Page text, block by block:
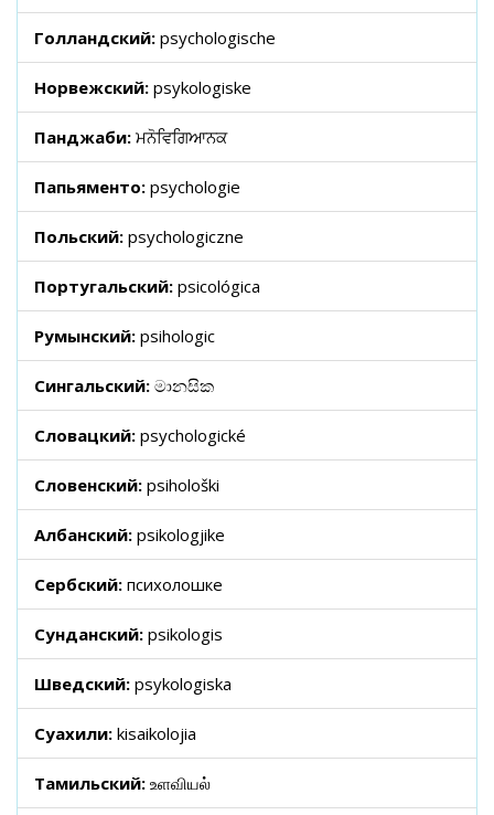
Голландский: psychologische
Норвежский: psykologiske
Панджаби: ਮਨੋਵਿਗਿਆਨਕ
Папьяменто: psychologie
Польский: psychologiczne
Португальский: psicológica
Румынский: psihologic
Сингальский: මානසික
Словацкий: psychologické
Словенский: psihološki
Албанский: psikologjike
Сербский: психолошке
Сунданский: psikologis
Шведский: psykologiska
Суахили: kisaikolojia
Тамильский: உளவியல்